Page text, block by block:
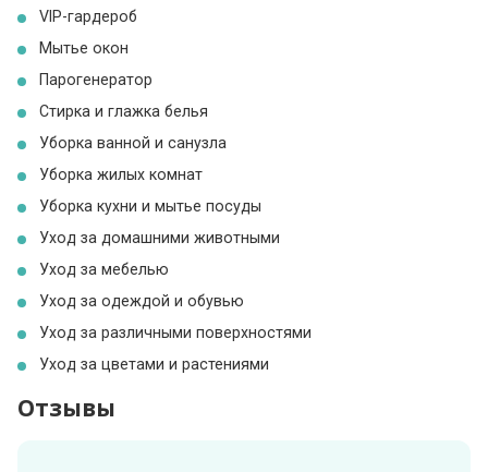
VIP-гардероб
Мытье окон
Парогенератор
Стирка и глажка белья
Уборка ванной и санузла
Уборка жилых комнат
Уборка кухни и мытье посуды
Уход за домашними животными
Уход за мебелью
Уход за одеждой и обувью
Уход за различными поверхностями
Уход за цветами и растениями
Отзывы